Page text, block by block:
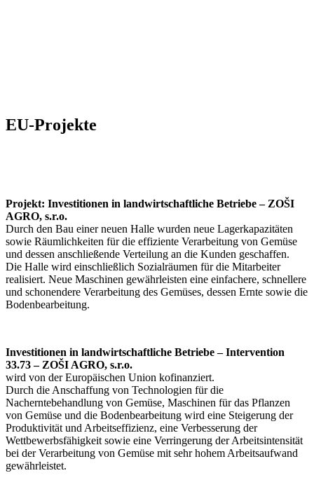
EU-Projekte
Projekt: Investitionen in landwirtschaftliche Betriebe – ZOŠI
AGRO, s.r.o.
Durch den Bau einer neuen Halle wurden neue Lagerkapazitäten
sowie Räumlichkeiten für die effiziente Verarbeitung von Gemüse
und dessen anschließende Verteilung an die Kunden geschaffen.
Die Halle wird einschließlich Sozialräumen für die Mitarbeiter
realisiert. Neue Maschinen gewährleisten eine einfachere, schnellere
und schonendere Verarbeitung des Gemüses, dessen Ernte sowie die
Bodenbearbeitung.
Investitionen in landwirtschaftliche Betriebe – Intervention
33.73 – ZOŠI AGRO, s.r.o.
wird von der Europäischen Union kofinanziert.
Durch die Anschaffung von Technologien für die
Nacherntebehandlung von Gemüse, Maschinen für das Pflanzen
von Gemüse und die Bodenbearbeitung wird eine Steigerung der
Produktivität und Arbeitseffizienz, eine Verbesserung der
Wettbewerbsfähigkeit sowie eine Verringerung der Arbeitsintensität
bei der Verarbeitung von Gemüse mit sehr hohem Arbeitsaufwand
gewährleistet.